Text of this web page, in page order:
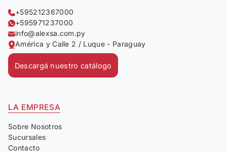
+595212367000
+595971237000
info@alexsa.com.py
América y Calle 2 / Luque - Paraguay
Descargá nuestro catálogo
LA EMPRESA
Sobre Nosotros
Sucursales
Contacto